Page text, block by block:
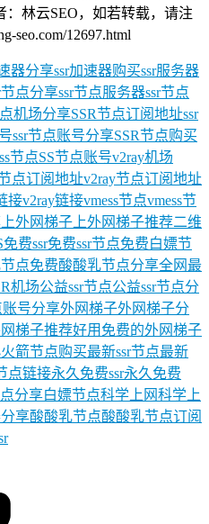
：林云SEO，如若转载，请注
seo.com/12697.html
器分享ssr加速器购买ssr服务器
节点分享ssr节点服务器ssr节点
机场分享SSR节点订阅地址ssr
ssr节点账号分享SSR节点购买
ss节点SS节点账号v2ray机场
点订阅地址v2ray节点订阅地址
接v2ray链接vmess节点vmess节
上外网梯子 上外网梯子推荐二维
免费ssr免费ssr节点免费白嫖节
点免费酸酸乳节点分享全网最
机场公益ssr节点公益ssr节点分
账号分享外网梯子外网梯子分
梯子推荐好用免费的外网梯子
箭节点购买最新ssr节点最新
点链接永久免费ssr永久免费
分享白嫖节点科学上网科学上
享酸酸乳节点酸酸乳节点订阅